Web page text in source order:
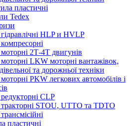
пластичні
Tedex
HLP и HVLP
2Т-4Т двигунів
LKW моторні вантажівок,
та дорожньої техніки
PKW легкових автомобілів і
CLP
STOU, UTTO та TDTO
пластичні